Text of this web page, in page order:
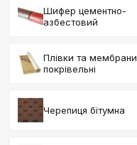
Шифер цементно-
азбестовий
Плівки та мембрани
покрівельні
Черепиця бітумна